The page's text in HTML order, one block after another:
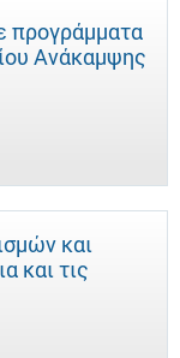
προγράμματα
Ανάκαμψης
και
και τις